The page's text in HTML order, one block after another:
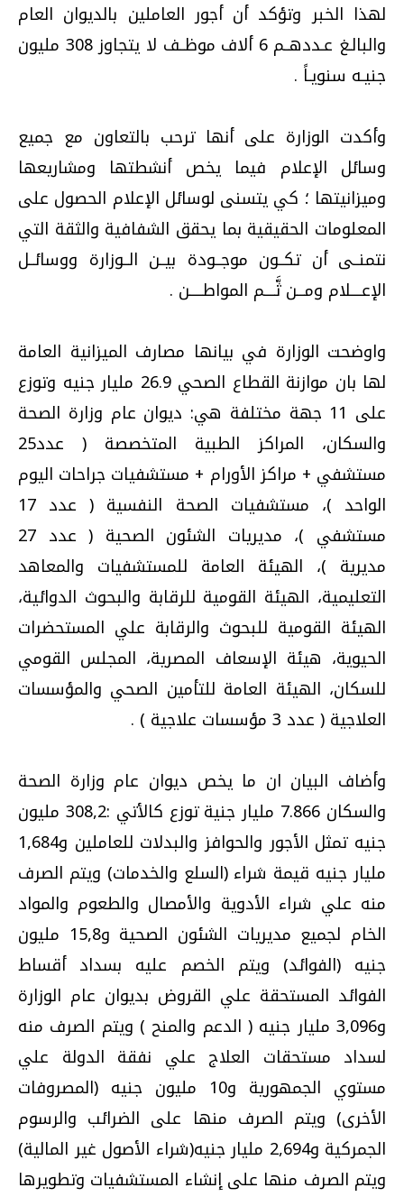
لهذا الخبر وتؤكد أن أجور العاملين بالديوان العام
والبالـغ عـددهــم 6 ألاف موظــف لا يتجاوز 308 مليون
جنيـه سنويـاً .
وأكدت الوزارة على أنها ترحب بالتعاون مع جميع
وسائل الإعلام فيما يخص أنشطتها ومشاريعها
وميزانيتها ؛ كي يتسنى لوسائل الإعلام الحصول على
المعلومات الحقيقية بما يحقق الشفافية والثقة التي
نتمنــى أن تكــون موجــودة بيــن الــوزارة ووسائــل
الإعــــلام ومـــن ثَّــــم المواطـــــن .
واوضحت الوزارة في بيانها مصارف الميزانية العامة
لها بان موازنة القطاع الصحي 26.9 مليار جنيه وتوزع
على 11 جهة مختلفة هي: ديوان عام وزارة الصحة
والسكان، المراكز الطبية المتخصصة ( عدد25
مستشفي + مراكز الأورام + مستشفيات جراحات اليوم
الواحد )، مستشفيات الصحة النفسية ( عدد 17
مستشفي )، مديريات الشئون الصحية ( عدد 27
مديرية )، الهيئة العامة للمستشفيات والمعاهد
التعليمية، الهيئة القومية للرقابة والبحوث الدوائية،
الهيئة القومية للبحوث والرقابة علي المستحضرات
الحيوية، هيئة الإسعاف المصرية، المجلس القومي
للسكان، الهيئة العامة للتأمين الصحي والمؤسسات
العلاجية ( عدد 3 مؤسسات علاجية ) .
وأضاف البيان ان ما يخص ديوان عام وزارة الصحة
والسكان 7.866 مليار جنية توزع كالأتي :308,2 مليون
جنيه تمثل الأجور والحوافز والبدلات للعاملين و1,684
مليار جنيه قيمة شراء (السلع والخدمات) ويتم الصرف
منه علي شراء الأدوية والأمصال والطعوم والمواد
الخام لجميع مديريات الشئون الصحية و15,8 مليون
جنيه (الفوائد) ويتم الخصم عليه بسداد أقساط
الفوائد المستحقة علي القروض بديوان عام الوزارة
و3,096 مليار جنيه ( الدعم والمنح ) ويتم الصرف منه
لسداد مستحقات العلاج علي نفقة الدولة علي
مستوي الجمهورية و10 مليون جنيه (المصروفات
الأخرى) ويتم الصرف منها على الضرائب والرسوم
الجمركية و2,694 مليار جنيه(شراء الأصول غير المالية)
ويتم الصرف منها على إنشاء المستشفيات وتطويرها